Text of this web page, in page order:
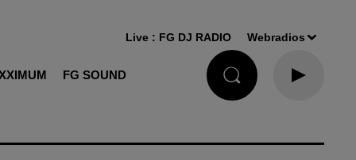
FG SOUND
Live : FG DJ RADIO Webradios